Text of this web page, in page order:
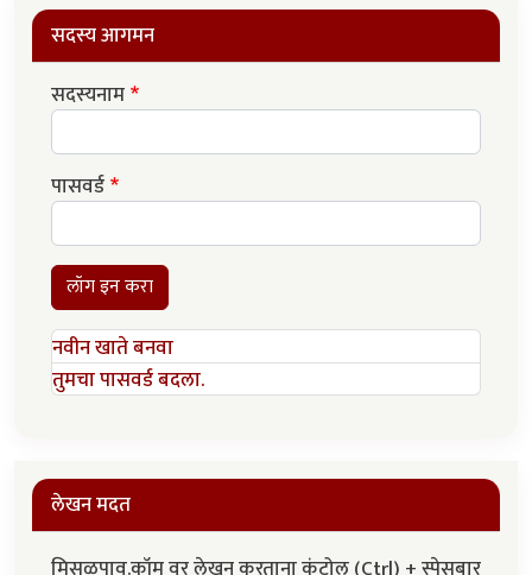
सदस्य आगमन
सदस्यनाम
पासवर्ड
लॉग इन करा
नवीन खाते बनवा
तुमचा पासवर्ड बदला.
लेखन मदत